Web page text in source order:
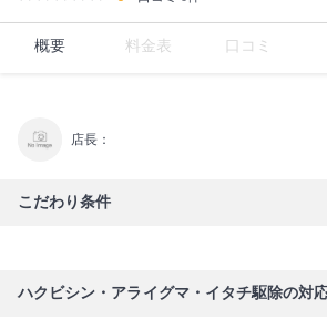
概要 料金表 口コミ
店長：
こだわり条件
ハクビシン・アライグマ・イタチ駆除の対